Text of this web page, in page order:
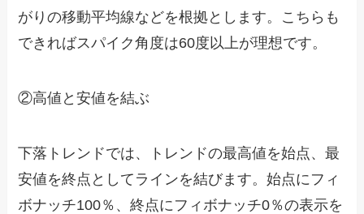
がりの移動平均線などを根拠とします。こちらも
できればスパイク角度は60度以上が理想です。
②高値と安値を結ぶ
下落トレンドでは、トレンドの最高値を始点、最
安値を終点としてラインを結びます。始点にフィ
ボナッチ100％、終点にフィボナッチ0％の表示を